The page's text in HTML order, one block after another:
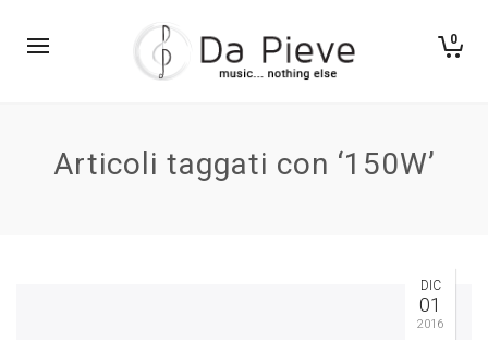
0
Articoli taggati con ‘150W’
DIC
01
2016